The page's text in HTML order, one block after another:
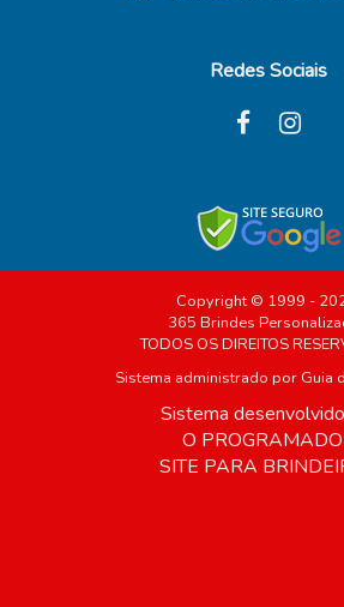
Redes Sociais
Copyright © 1999 -
365 Brindes
TODOS OS DIREITOS
Sistema administrado por Guia
Sistema
O
SITE PARA